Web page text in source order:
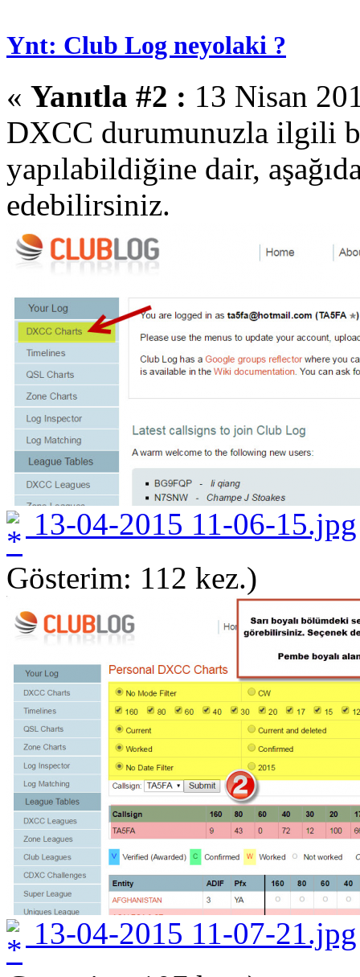
Ynt: Club Log neyolaki ?
« Yanıtla #2 : 13 Nisan
DXCC durumunuzla ilgili
yapılabildiğine dair,
edebilirsiniz.
13-04-2015 11-06-15.jpg
Gösterim: 112 kez.)
13-04-2015 11-07-21.jpg